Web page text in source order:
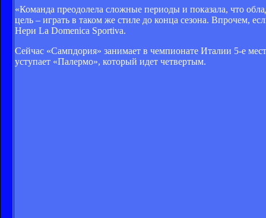
«Команда преодолела сложные периоды и показала, что
цель – играть в таком же стиле до конца сезона. Впрочем,
Нери La Domenica Sportiva.
Сейчас «Сампдория» занимает в чемпионате Италии 5-е
уступает «Палермо», который идет четвертым.